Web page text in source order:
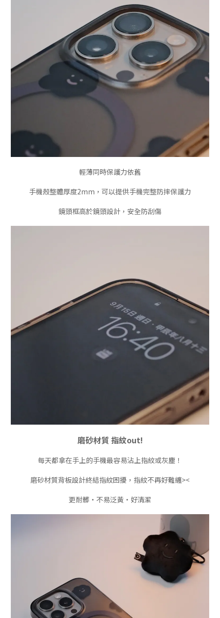
輕薄同時保護力依舊
手機殼整體厚度2mm，可以提供手機完整防摔保護力
鏡頭框高於鏡頭設計，安全防刮傷
磨砂材質 指紋out!
每天都拿在手上的手機最容易沾上指紋或灰塵！
磨砂材質背板設計終結指紋困擾，指紋不再好難纏><
更耐髒・不易泛黃・好清潔